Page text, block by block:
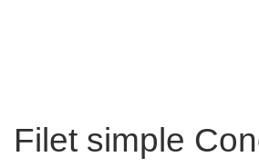
Filet simple